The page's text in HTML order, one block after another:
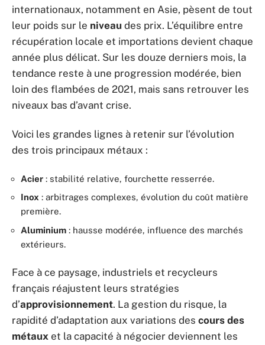
internationaux, notamment en Asie, pèsent de tout
leur poids sur le niveau des prix. L’équilibre entre
récupération locale et importations devient chaque
année plus délicat. Sur les douze derniers mois, la
tendance reste à une progression modérée, bien
loin des flambées de 2021, mais sans retrouver les
niveaux bas d’avant crise.
Voici les grandes lignes à retenir sur l’évolution
des trois principaux métaux :
Acier : stabilité relative, fourchette resserrée.
Inox : arbitrages complexes, évolution du coût matière
première.
Aluminium : hausse modérée, influence des marchés
extérieurs.
Face à ce paysage, industriels et recycleurs
français réajustent leurs stratégies
d’approvisionnement. La gestion du risque, la
rapidité d’adaptation aux variations des cours des
métaux et la capacité à négocier deviennent les